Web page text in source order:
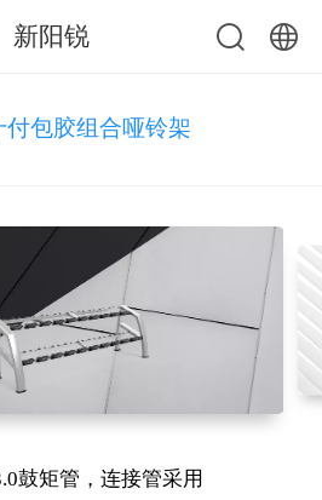
新阳锐
包胶组合哑铃架
鼓矩管，连接管采用